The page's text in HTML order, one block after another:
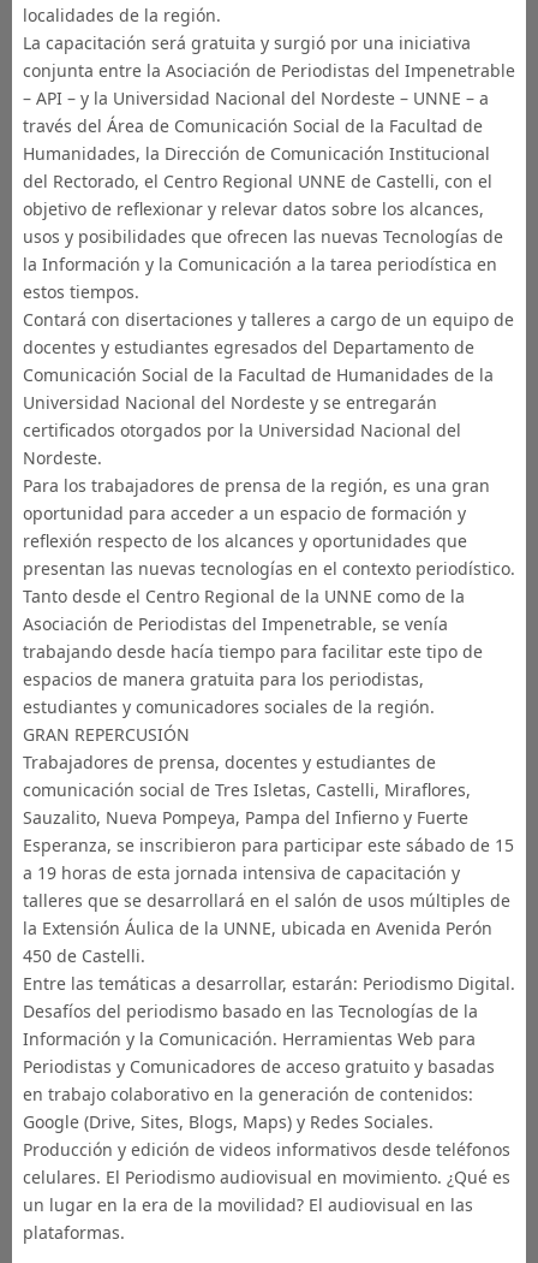
localidades de la región.
La capacitación será gratuita y surgió por una iniciativa
conjunta entre la Asociación de Periodistas del Impenetrable
– API – y la Universidad Nacional del Nordeste – UNNE – a
través del Área de Comunicación Social de la Facultad de
Humanidades, la Dirección de Comunicación Institucional
del Rectorado, el Centro Regional UNNE de Castelli, con el
objetivo de reflexionar y relevar datos sobre los alcances,
usos y posibilidades que ofrecen las nuevas Tecnologías de
la Información y la Comunicación a la tarea periodística en
estos tiempos.
Contará con disertaciones y talleres a cargo de un equipo de
docentes y estudiantes egresados del Departamento de
Comunicación Social de la Facultad de Humanidades de la
Universidad Nacional del Nordeste y se entregarán
certificados otorgados por la Universidad Nacional del
Nordeste.
Para los trabajadores de prensa de la región, es una gran
oportunidad para acceder a un espacio de formación y
reflexión respecto de los alcances y oportunidades que
presentan las nuevas tecnologías en el contexto periodístico.
Tanto desde el Centro Regional de la UNNE como de la
Asociación de Periodistas del Impenetrable, se venía
trabajando desde hacía tiempo para facilitar este tipo de
espacios de manera gratuita para los periodistas,
estudiantes y comunicadores sociales de la región.
GRAN REPERCUSIÓN
Trabajadores de prensa, docentes y estudiantes de
comunicación social de Tres Isletas, Castelli, Miraflores,
Sauzalito, Nueva Pompeya, Pampa del Infierno y Fuerte
Esperanza, se inscribieron para participar este sábado de 15
a 19 horas de esta jornada intensiva de capacitación y
talleres que se desarrollará en el salón de usos múltiples de
la Extensión Áulica de la UNNE, ubicada en Avenida Perón
450 de Castelli.
Entre las temáticas a desarrollar, estarán: Periodismo Digital.
Desafíos del periodismo basado en las Tecnologías de la
Información y la Comunicación. Herramientas Web para
Periodistas y Comunicadores de acceso gratuito y basadas
en trabajo colaborativo en la generación de contenidos:
Google (Drive, Sites, Blogs, Maps) y Redes Sociales.
Producción y edición de videos informativos desde teléfonos
celulares. El Periodismo audiovisual en movimiento. ¿Qué es
un lugar en la era de la movilidad? El audiovisual en las
plataformas.